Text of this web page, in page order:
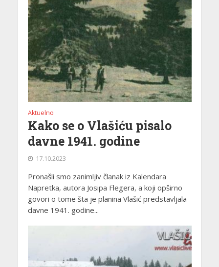
Aktuelno
Kako se o Vlašiću pisalo
davne 1941. godine
17.10.2023
Pronašli smo zanimljiv članak iz Kalendara
Napretka, autora Josipa Flegera, a koji opširno
govori o tome šta je planina Vlašić predstavljala
davne 1941. godine...